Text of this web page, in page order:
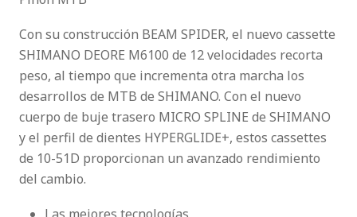
Con su construcción BEAM SPIDER, el nuevo cassette
SHIMANO DEORE M6100 de 12 velocidades recorta
peso, al tiempo que incrementa otra marcha los
desarrollos de MTB de SHIMANO. Con el nuevo
cuerpo de buje trasero MICRO SPLINE de SHIMANO
y el perfil de dientes HYPERGLIDE+, estos cassettes
de 10-51D proporcionan un avanzado rendimiento
del cambio.